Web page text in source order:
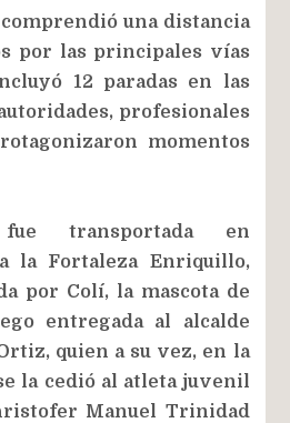
una distancia
por las principales vías
12 paradas en las
profesionales
momentos
transportada en
la Fortaleza Enriquillo,
por Colí, la mascota de
entregada al alcalde
quien a su vez, en la
la cedió al atleta juvenil
Manuel Trinidad